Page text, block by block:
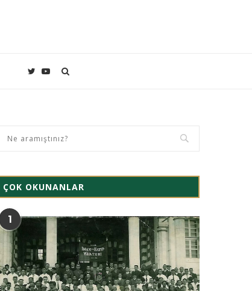
ÇOK OKUNANLAR
1